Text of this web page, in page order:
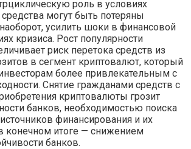
роль в условиях
могут быть потеряны
усилить шоки в финансовой
кризиса. Рост популярности
риск перетока средств из
в сегмент криптовалют, который
более привлекательным с
Снятие гражданами средств с
криптовалюты грозит
банков, необходимостью поиска
финансирования и их
конечном итоге — снижением
банков.